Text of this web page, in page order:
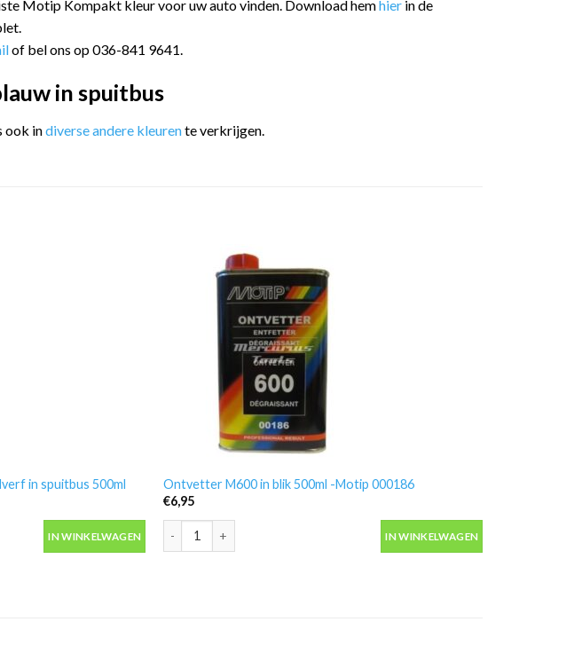
Motip Kompakt kleur voor uw auto vinden. Download hemhier in de
of bel ons op 036-841 9641.
in spuitbus
ook indiverse andere kleurente verkrijgen.
in spuitbus 500ml
in spuitbus 500ml aantal
IN WINKELWAGEN
Ontvetter M600 in blik 500ml -Motip 000186
€6,95
Ontvetter M600 in blik 500ml -Motip 000186 aantal
IN WINKELWAGEN